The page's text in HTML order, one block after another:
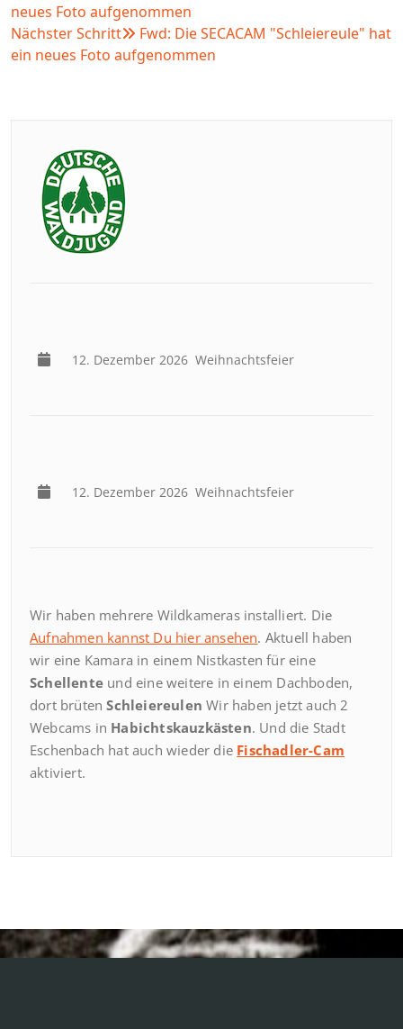
neues Foto aufgenommen
Nächster Schritt
Fwd: Die SECACAM "Schleiereule" hat
ein neues Foto aufgenommen
12. Dezember 2026 Weihnachtsfeier
12. Dezember 2026 Weihnachtsfeier
Wir haben mehrere Wildkameras installiert. Die
Aufnahmen kannst Du hier ansehen. Aktuell haben
wir eine Kamara in einem Nistkasten für eine
Schellente und eine weitere in einem Dachboden,
dort brütenSchleiereulen Wir haben jetzt auch 2
Webcams in Habichtskauzkästen. Und die Stadt
Eschenbach hat auch wieder die Fischadler-Cam
aktiviert.